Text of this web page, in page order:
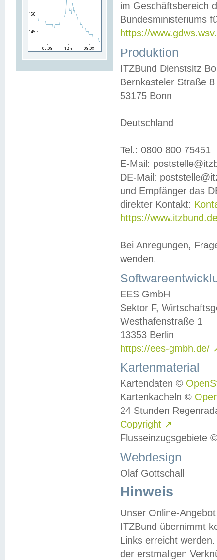
im Geschäftsbereich
Bundesministeriums
https://
Produktion
ITZBund Dienstsitz
Bernkasteler Straße 8
53175 Bonn
Deutschland
Tel.: 0800 800 75451
E-Mail:
DE-Mail:
und Empfänger das
direkter Kontakt:
https://
Bei Anregungen,
wenden.
EES GmbH
Sektor F,
Westhafenstraße 1
13353 Berlin
https://ees-gmbh.de/
Kartenmaterial
Kartendaten ©
Kartenkacheln ©
24 Stunden
Copyright ↗
Flusseinzugsgebiete
Webdesign
Olaf Gottschall
Hinweis
Unser Online-
ITZBund übernimmt
Links erreicht
der erstmaligen